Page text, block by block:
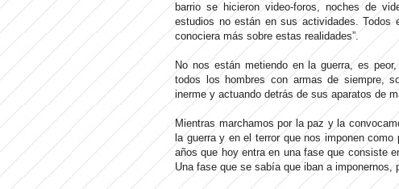
barrio se hicieron video-foros, noches de
estudios no están en sus actividades. Todos
conociera más sobre estas realidades”.
No nos están metiendo en la guerra, es
todos los hombres con armas de siempre,
inerme y actuando detrás de sus aparatos de
Mientras marchamos por la paz y la
la guerra y en el terror que nos imponen
años que hoy entra en una fase que consiste
Una fase que se sabía que iban a